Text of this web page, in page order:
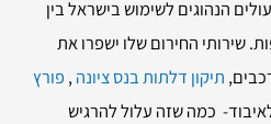
הנהוגים לשימוש בישראל בין
שירותי החירום שלו ישפרו את
תיקון דלתות בנס ציונה , פורץ
כמה שזה עלול להרגיש